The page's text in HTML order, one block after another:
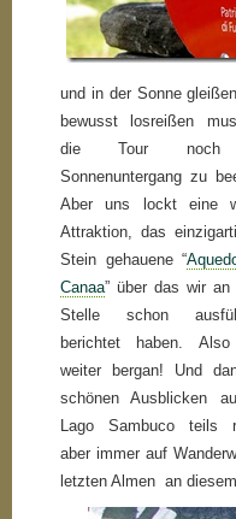
und in der Sonne
bewusst losreißen
die Tour noch
Sonnenuntergang zu
Aber uns lockt eine
Attraktion, das
Stein gehauene “
Canaa” über das wir an
Stelle schon
berichtet haben.
weiter bergan! Und
schönen Ausblicken
Lago Sambuco teils
aber immer auf
letzten Almen an